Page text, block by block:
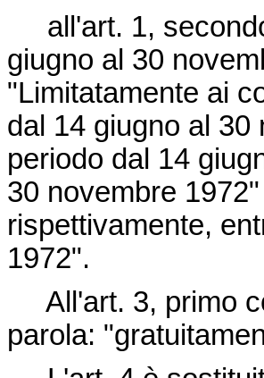
all'art. 1,
giugno al 30
"Limitatamente ai
dal 14 giugno al 30
periodo dal 14
30 novembre
rispettivamente,
1972".
All'art. 3, primo
parola: